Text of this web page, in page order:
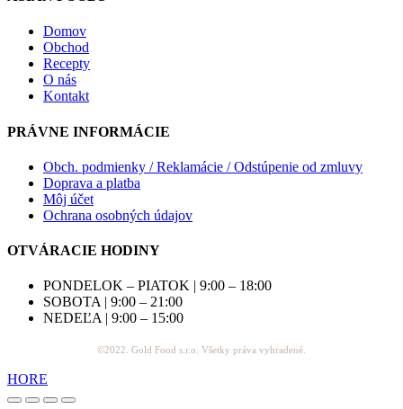
Domov
Obchod
Recepty
O nás
Kontakt
PRÁVNE INFORMÁCIE
Obch. podmienky / Reklamácie / Odstúpenie od zmluvy
Doprava a platba
Môj účet
Ochrana osobných údajov
OTVÁRACIE HODINY
PONDELOK – PIATOK | 9:00 – 18:00
SOBOTA | 9:00 – 21:00
NEDEĽA | 9:00 – 15:00
©2022. Gold Food s.r.o. Všetky práva vyhradené.
HORE